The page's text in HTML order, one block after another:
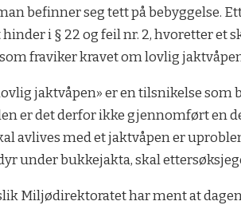
befinner seg tett på bebyggelse.
i § 22 og feil nr. 2, hvoretter
fraviker kravet om lovlig
jaktvåpen» er en tilsnikelse
er det derfor ikke gjennomført
avlives med et jaktvåpen er
under bukkejakta, skal
Miljødirektoratet har ment at